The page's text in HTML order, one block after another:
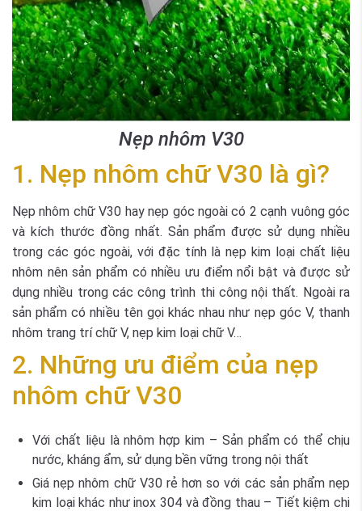
Nẹp nhôm V30
1. Nẹp nhôm chữ V30 là gì?
Nẹp nhôm chữ V30 hay nẹp góc ngoài có 2 cạnh vuông góc
và kích thước đồng nhất. Sản phẩm được sử dụng nhiều
trong các góc ngoài, với đặc tính là nẹp kim loại chất liệu
nhôm nên sản phẩm có nhiều ưu điểm nổi bật và được sử
dụng nhiều trong các công trình thi công nội thất. Ngoài ra
sản phẩm có nhiều tên gọi khác nhau như nẹp góc V, thanh
nhôm trang trí chữ V, nẹp kim loại chữ V…
2. Những ưu điểm của nẹp
nhôm chữ V30
Với chất liệu là nhôm hợp kim – Sản phẩm có thể chịu
nước, kháng ẩm, sử dụng bền vững trong nội thất
Giá nẹp nhôm chữ V30 rẻ hơn so với các sản phẩm nẹp
kim loại khác như inox 304 và đồng thau – Tiết kiệm chi